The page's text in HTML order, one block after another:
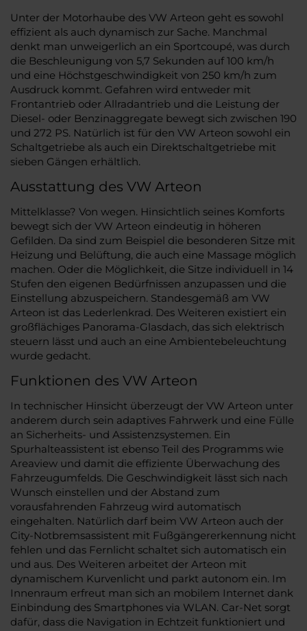
Unter der Motorhaube des VW Arteon geht es sowohl
effizient als auch dynamisch zur Sache. Manchmal
denkt man unweigerlich an ein Sportcoupé, was durch
die Beschleunigung von 5,7 Sekunden auf 100 km/h
und eine Höchstgeschwindigkeit von 250 km/h zum
Ausdruck kommt. Gefahren wird entweder mit
Frontantrieb oder Allradantrieb und die Leistung der
Diesel- oder Benzinaggregate bewegt sich zwischen 190
und 272 PS. Natürlich ist für den VW Arteon sowohl ein
Schaltgetriebe als auch ein Direktschaltgetriebe mit
sieben Gängen erhältlich.
Ausstattung des VW Arteon
Mittelklasse? Von wegen. Hinsichtlich seines Komforts
bewegt sich der VW Arteon eindeutig in höheren
Gefilden. Da sind zum Beispiel die besonderen Sitze mit
Heizung und Belüftung, die auch eine Massage möglich
machen. Oder die Möglichkeit, die Sitze individuell in 14
Stufen den eigenen Bedürfnissen anzupassen und die
Einstellung abzuspeichern. Standesgemäß am VW
Arteon ist das Lederlenkrad. Des Weiteren existiert ein
großflächiges Panorama-Glasdach, das sich elektrisch
steuern lässt und auch an eine Ambientebeleuchtung
wurde gedacht.
Funktionen des VW Arteon
In technischer Hinsicht überzeugt der VW Arteon unter
anderem durch sein adaptives Fahrwerk und eine Fülle
an Sicherheits- und Assistenzsystemen. Ein
Spurhalteassistent ist ebenso Teil des Programms wie
Areaview und damit die effiziente Überwachung des
Fahrzeugumfelds. Die Geschwindigkeit lässt sich nach
Wunsch einstellen und der Abstand zum
vorausfahrenden Fahrzeug wird automatisch
eingehalten. Natürlich darf beim VW Arteon auch der
City-Notbremsassistent mit Fußgängererkennung nicht
fehlen und das Fernlicht schaltet sich automatisch ein
und aus. Des Weiteren arbeitet der Arteon mit
dynamischem Kurvenlicht und parkt autonom ein. Im
Innenraum erfreut man sich an mobilem Internet dank
Einbindung des Smartphones via WLAN. Car-Net sorgt
dafür, dass die Navigation in Echtzeit funktioniert und